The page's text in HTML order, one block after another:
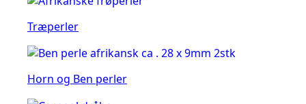
Træperler
Horn og Ben perler